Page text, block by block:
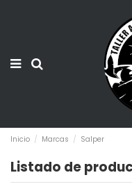
Inicio Marcas Salper
Listado de